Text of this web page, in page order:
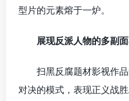
型片的元素熔于一炉。
展现反派人物的多副
扫黑反腐题材影视作
对决的模式，表现正义战